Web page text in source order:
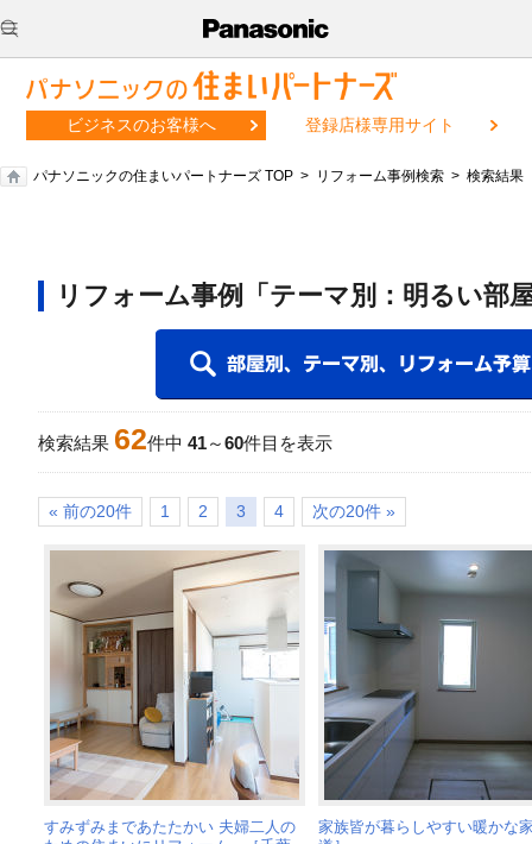
ビジネスのお客様へ 登録店様専用サイト
パナソニックの住まいパートナーズ TOP リフォーム事例検索 検索結果
リフォーム事例「テーマ別：明るい部
検索結果 62件中 41～60件目を表示
« 前の20件 1 2 3 4 次の20件 »
すみずみまであたたかい 夫婦二人の
家族皆が暮らしやすい暖かな